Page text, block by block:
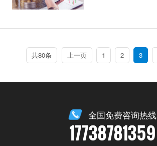
共80条 上一页 1 2 3
全国免费咨询热线
17738781359